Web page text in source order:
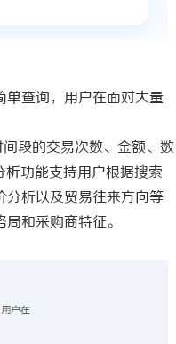
单查询，用户在面对大量
段的交易次数、金额、数
功能支持用户根据搜索
分析以及贸易往来方向等
和采购商特征。